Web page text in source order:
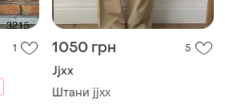
1 1050 грн 5
Jjxx
Штани jjxx